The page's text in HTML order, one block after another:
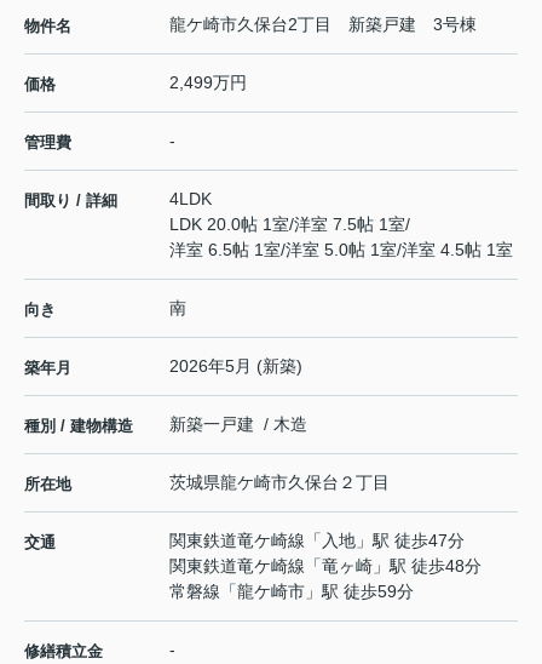
物件名 龍ケ崎市久保台2丁目 新築戸建 3号棟
価格 2,499万円
管理費 -
間取り / 詳細
4LDK
LDK 20.0帖 1室/洋室 7.5帖 1室/
洋室 6.5帖 1室/洋室 5.0帖 1室/洋室 4.5帖 1室
向き 南
築年月 2026年5月 (新築)
種別 / 建物構造 新築一戸建 / 木造
所在地 茨城県龍ケ崎市久保台 ２丁目
交通 関東鉄道竜ケ崎線 「 入地 」駅 徒歩47分
関東鉄道竜ケ崎線 「竜ヶ崎 」駅 徒歩48分
常磐線 「龍ケ崎市 」駅 徒歩59分
修繕積立金 -